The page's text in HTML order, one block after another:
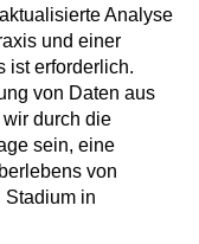
Analyse
und einer
ist erforderlich.
von Daten aus
durch die
sein, eine
von
Stadium in